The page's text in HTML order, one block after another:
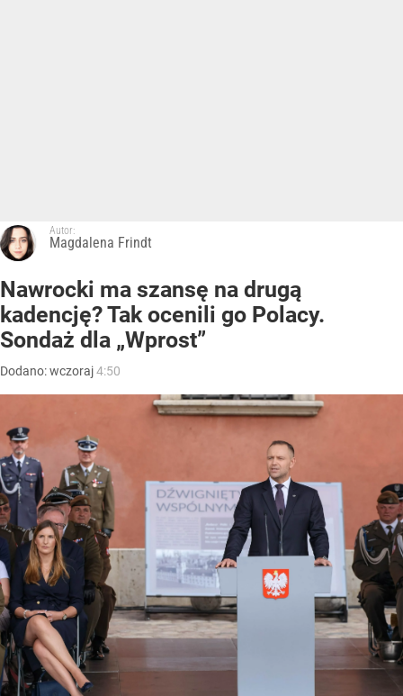
Autor:
Magdalena Frindt
Nawrocki ma szansę na drugą
kadencję? Tak ocenili go Polacy.
Sondaż dla „Wprost”
Dodano:wczoraj4:50